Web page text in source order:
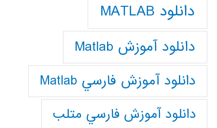
دانلود MATLAB
دانلود آموزش Matlab
دانلود آموزش فارسي Matlab
دانلود آموزش فارسي متلب